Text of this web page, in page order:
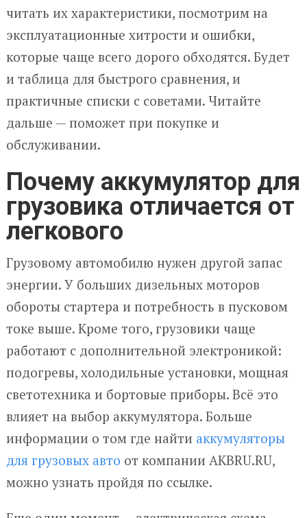
читать их характеристики, посмотрим на
эксплуатационные хитрости и ошибки,
которые чаще всего дорого обходятся. Будет
и таблица для быстрого сравнения, и
практичные списки с советами. Читайте
дальше — поможет при покупке и
обслуживании.
Почему аккумулятор для
грузовика отличается от
легкового
Грузовому автомобилю нужен другой запас
энергии. У больших дизельных моторов
обороты стартера и потребность в пусковом
токе выше. Кроме того, грузовики чаще
работают с дополнительной электроникой:
подогревы, холодильные установки, мощная
светотехника и бортовые приборы. Всё это
влияет на выбор аккумулятора. Больше
информации о том где найти аккумуляторы
для грузовых авто от компании AKBRU.RU,
можно узнать пройдя по ссылке.